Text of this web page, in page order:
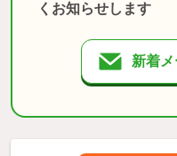
くお知らせします
新着